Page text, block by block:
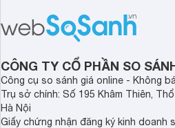
CÔNG TY CỔ PHẦN SO
Công cụ so sánh giá online - Không
Trụ sở chính: Số 195 Khâm Thiên,
Hà Nội
Giấy chứng nhận đăng ký kinh doanh